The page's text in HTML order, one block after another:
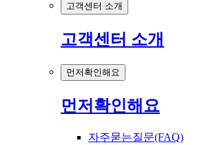
고객센터 소개
고객센터 소개
먼저확인해요
먼저확인해요
자주묻는질문(FAQ)